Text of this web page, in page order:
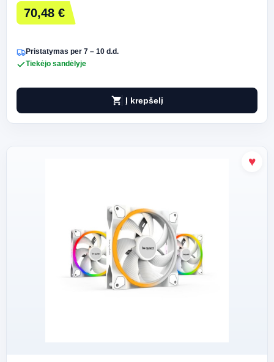
70,48 €
Pristatymas per 7 – 10 d.d.
Tiekėjo sandėlyje
shopping_cart Į krepšelį